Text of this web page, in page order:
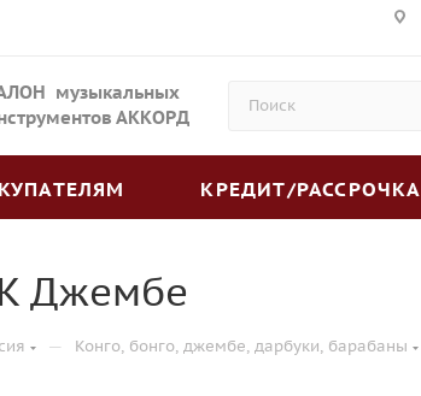
музыкальных
АККОРД
КРЕДИТ/РАССРОЧКА
Джембе
— Конго, бонго, джембе, дарбуки, барабаны